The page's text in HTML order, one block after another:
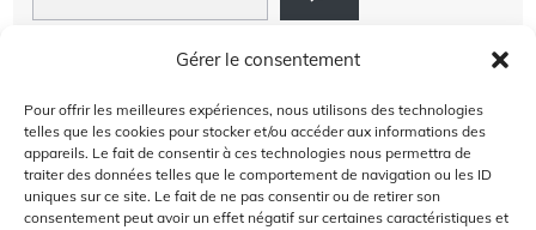
Gérer le consentement
Pour offrir les meilleures expériences, nous utilisons des technologies
telles que les cookies pour stocker et/ou accéder aux informations des
appareils. Le fait de consentir à ces technologies nous permettra de
traiter des données telles que le comportement de navigation ou les ID
uniques sur ce site. Le fait de ne pas consentir ou de retirer son
consentement peut avoir un effet négatif sur certaines caractéristiques et
À PROPOS DE NOUS
AVIS DE NON-RESPONSABILITÉ